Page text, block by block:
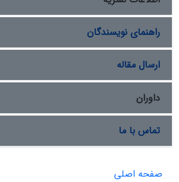
راهنمای نویسندگان
ارسال مقاله
داوران
تماس با ما
صفحه اصلی